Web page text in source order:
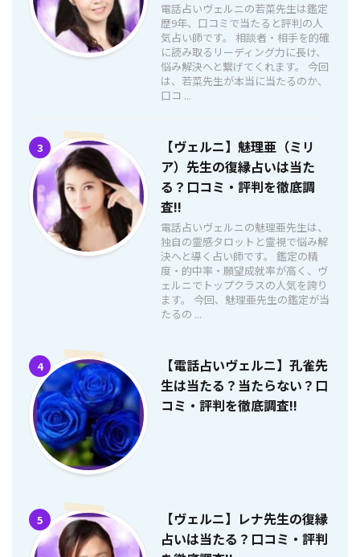
電話占いヴェルニの若菜先生は鑑定
歴9年、口コミで当たると評判の人
気占い師です。 相談者・相手を的確
に読み取るリーディング力に長け、
悩み解決へと繋げてくれます。 今回
は、若菜先生が本当に当たるのか、
口コ ...
3
【ヴェルニ】魅理亜（ミリ
ア）先生の復縁占いは当た
る？口コミ・評判を徹底調
査!!
電話占いヴェルニの魅理亜先生は、
独自の霊感タロットと霊視で悩み解
決へと導く占い師です。 鑑定の精
度・的中率・願望成就率が高く、ヴ
ェルニでトップクラスの人気を誇り
ます。 今回、魅理亜先生の鑑定が当
たるの ...
4
【電話占いヴェルニ】孔雀先
生は当たる？当たらない？口
コミ・評判を徹底調査!!
5
【ヴェルニ】レナ先生の復縁
占いは当たる？口コミ・評判